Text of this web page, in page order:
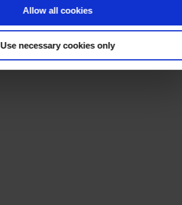
Allow all cookies
Use necessary cookies only